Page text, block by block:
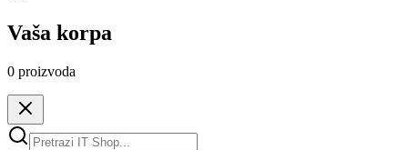
Vaša korpa
0 proizvoda